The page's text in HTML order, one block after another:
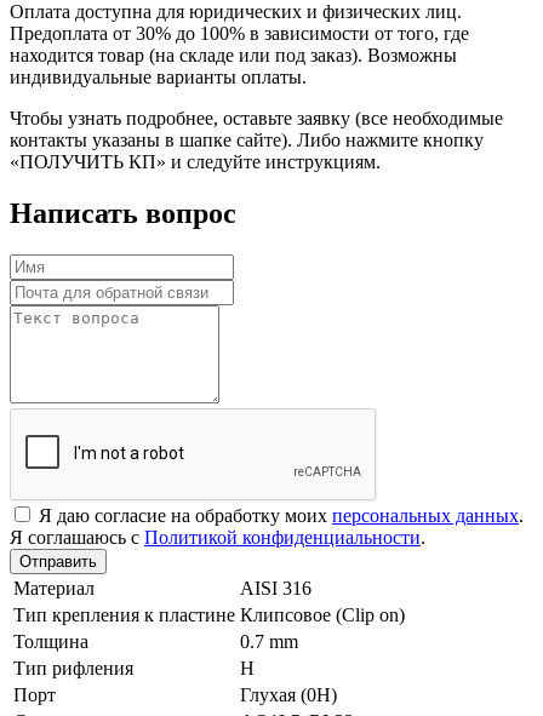
Оплата доступна для юридических и физических лиц.
Предоплата от 30% до 100% в зависимости от того, где
находится товар (на складе или под заказ). Возможны
индивидуальные варианты оплаты.
Чтобы узнать подробнее, оставьте заявку (все необходимые
контакты указаны в шапке сайте). Либо нажмите кнопку
«ПОЛУЧИТЬ КП» и следуйте инструкциям.
Написать вопрос
Я даю согласие на обработку моих персональных данных.
Я соглашаюсь с Политикой конфиденциальности.
Отправить
Материал
AISI 316
Тип крепления к пластине Клипсовое (Clip on)
Толщина
0.7 mm
Тип рифления
H
Порт
Глухая (0Н)